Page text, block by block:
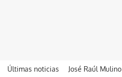
Últimas noticias José Raúl Mulino